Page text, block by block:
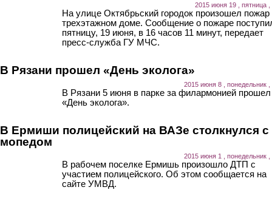
2015 июня 19 , пятница ,
На улице Октябрьский городок произошел пожар
трехэтажном доме. Сообщение о пожаре
пятницу, 19 июня, в 16 часов 11 минут, передает
пресс-служба ГУ МЧС.
В Рязани прошел «День эколога»
2015 июня 8 , понедельник ,
В Рязани 5 июня в парке за филармонией прошел
«День эколога».
В Ермиши полицейский на ВАЗе столкнулся с
мопедом
2015 июня 1 , понедельник ,
В рабочем поселке Ермишь произошло ДТП с
участием полицейского. Об этом сообщается на
сайте УМВД.